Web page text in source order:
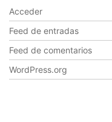
Acceder
Feed de entradas
Feed de comentarios
WordPress.org